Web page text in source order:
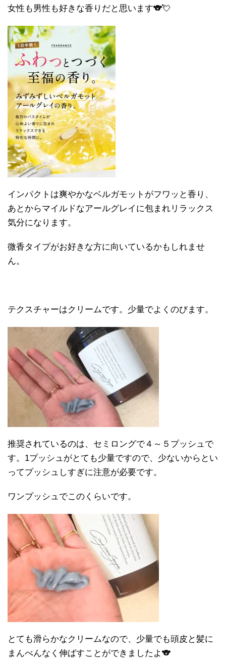
女性も男性も好きな香りだと思います🐨💘
インパクトは爽やかなベルガモットがフワッと香り、
あとからマイルドなアールグレイに包まれリラックス
気分になります。
微香タイプがお好きな方に向いているかもしれませ
ん。
テクスチャーはクリームです。少量でよくのびます。
推奨されているのは、セミロングで４～５プッシュで
す。1プッシュがとても少量ですので、少ないからとい
ってプッシュしすぎに注意が必要です。
ワンプッシュでこのくらいです。
とても滑らかなクリームなので、少量でも頭皮と髪に
まんべんなく伸ばすことができましたよ🐨